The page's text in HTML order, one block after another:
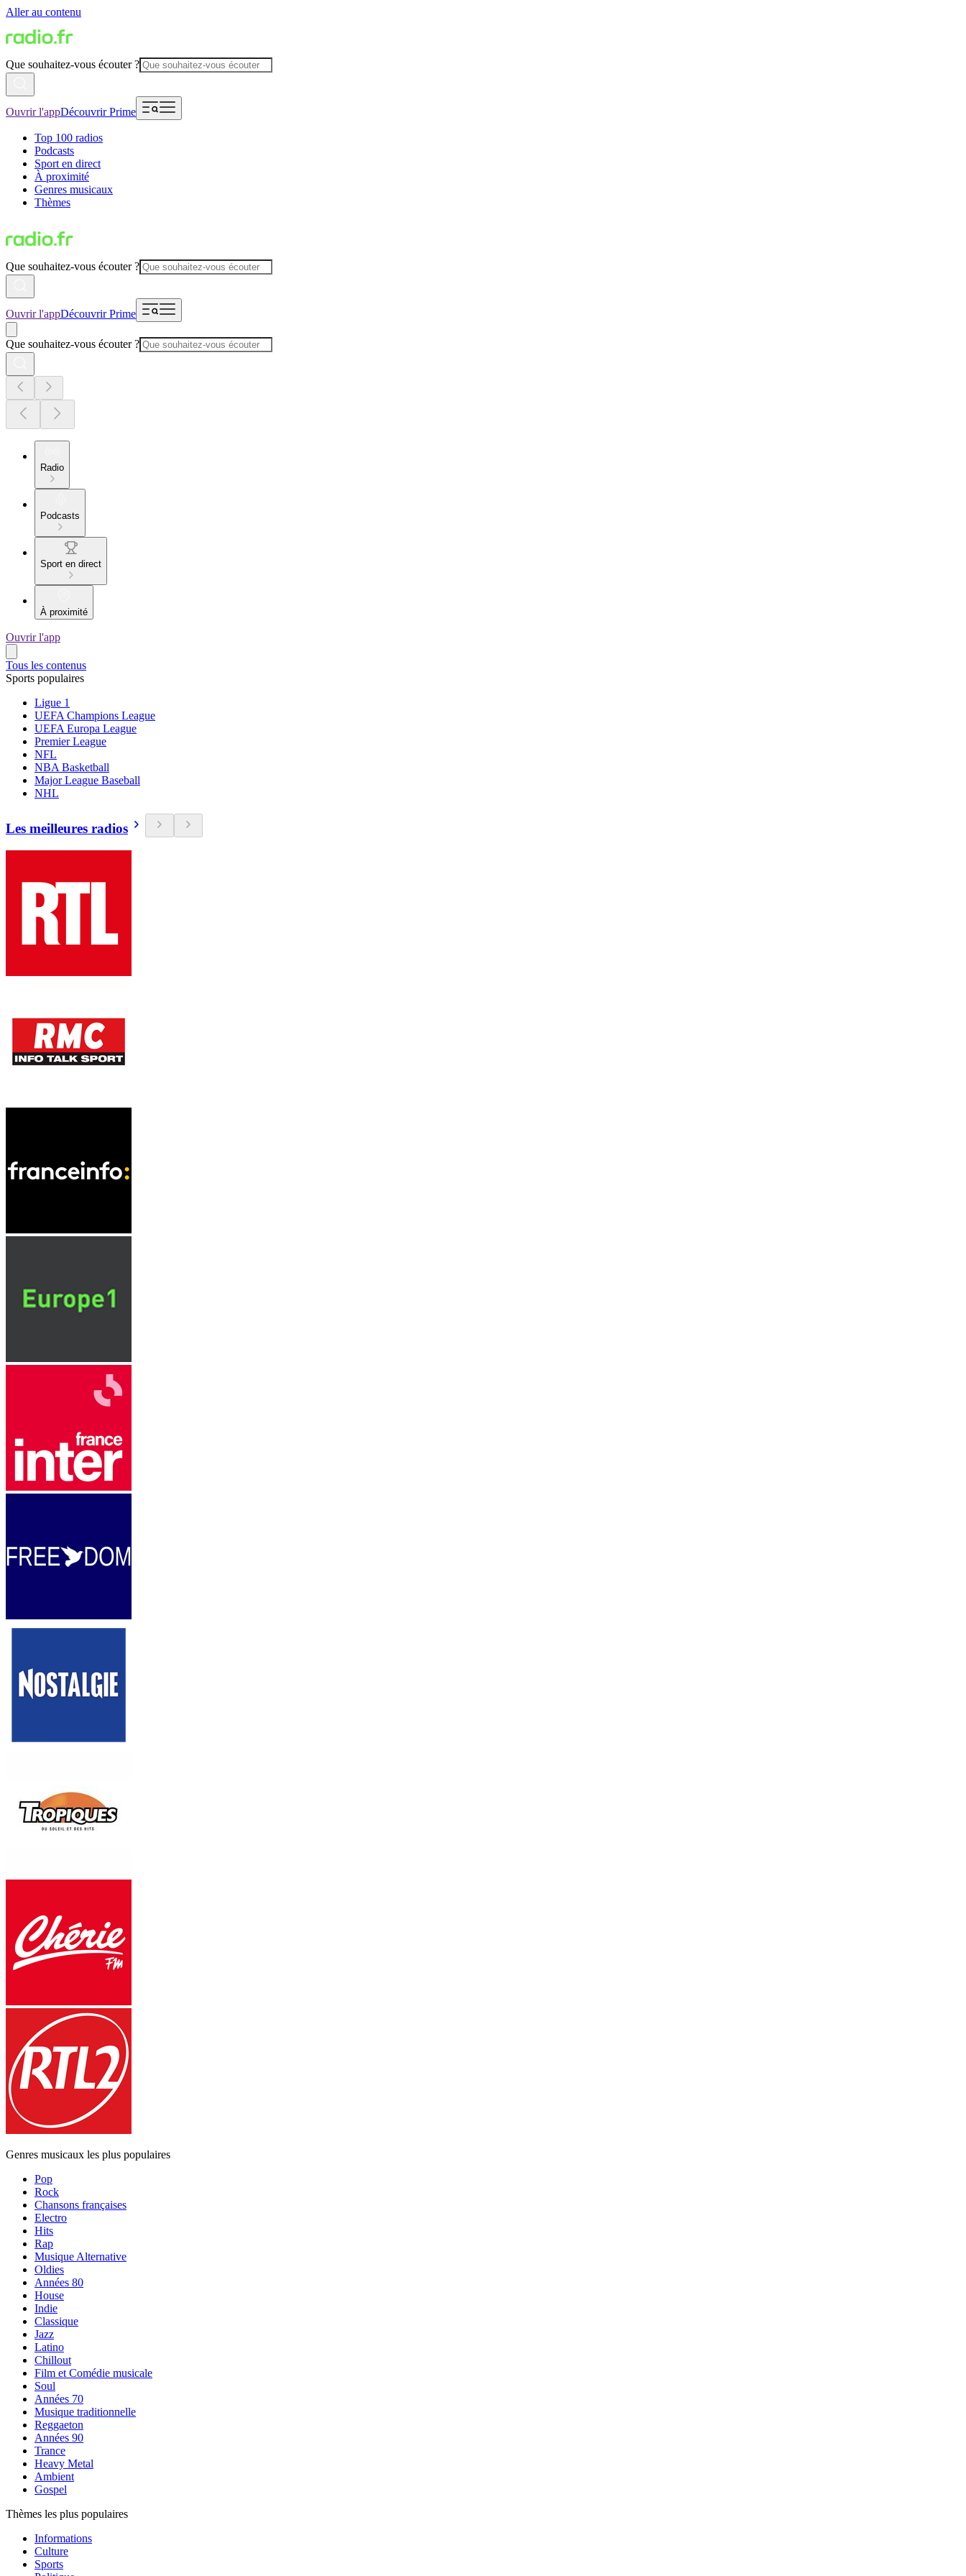
Aller au contenu
Que souhaitez-vous écouter ?
Ouvrir l'appDécouvrir Prime
Top 100 radios
Podcasts
Sport en direct
À proximité
Genres musicaux
Thèmes
Que souhaitez-vous écouter ?
Ouvrir l'appDécouvrir Prime
Que souhaitez-vous écouter ?
Radio
Podcasts
Sport en direct
À proximité
Ouvrir l'app
Tous les contenus
Sports populaires
Ligue 1
UEFA Champions League
UEFA Europa League
Premier League
NFL
NBA Basketball
Major League Baseball
NHL
Les meilleures radios
Genres musicaux les plus populaires
Pop
Rock
Chansons françaises
Electro
Hits
Rap
Musique Alternative
Oldies
Années 80
House
Indie
Classique
Jazz
Latino
Chillout
Film et Comédie musicale
Soul
Années 70
Musique traditionnelle
Reggaeton
Années 90
Trance
Heavy Metal
Ambient
Gospel
Thèmes les plus populaires
Informations
Culture
Sports